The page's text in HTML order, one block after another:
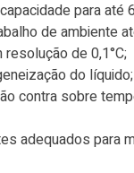
para até
de ambiente
de 0,1°C;
do líquido;
contra sobre
adequados para